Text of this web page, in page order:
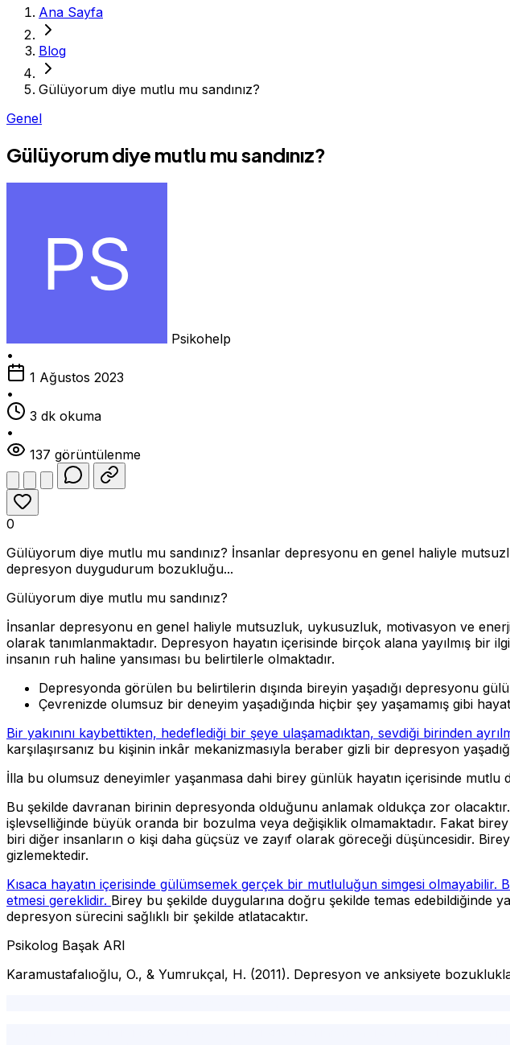
Ana Sayfa
Blog
Gülüyorum diye mutlu mu sandınız?
Genel
Gülüyorum diye mutlu mu sandınız?
Psikohelp
•
1 Ağustos 2023
•
3 dk okuma
•
137 görüntülenme
0
Gülüyorum diye mutlu mu sandınız? İnsanlar depresyonu en genel haliyle
depresyon duygudurum bozukluğu...
Gülüyorum diye mutlu mu sandınız?
İnsanlar depresyonu en genel haliyle mutsuzluk, uykusuzluk, motivasyon ve
olarak tanımlanmaktadır. Depresyon hayatın içerisinde birçok alana yayılmış
insanın ruh haline yansıması bu belirtilerle olmaktadır.
Depresyonda görülen bu belirtilerin dışında bireyin yaşadığı depresyonu
Çevrenizde olumsuz bir deneyim yaşadığında hiçbir şey yaşamamış gibi
Bir yakınını kaybettikten, hedeflediği bir şeye ulaşamadıktan, sevdiği birinden
karşılaşırsanız bu kişinin inkâr mekanizmasıyla beraber gizli bir depresyon
İlla bu olumsuz deneyimler yaşanmasa dahi birey günlük hayatın içerisinde mutlu
Bu şekilde davranan birinin depresyonda olduğunu anlamak oldukça zor
işlevselliğinde büyük oranda bir bozulma veya değişiklik olmamaktadır. Fakat
biri diğer insanların o kişi daha güçsüz ve zayıf olarak göreceği düşüncesidir.
gizlemektedir.
Kısaca hayatın içerisinde gülümsemek gerçek bir mutluluğun simgesi olmayabilir.
etmesi gereklidir. Birey bu şekilde duygularına doğru şekilde temas edebildiğinde
depresyon sürecini sağlıklı bir şekilde atlatacaktır.
Psikolog Başak ARI
Karamustafalıoğlu, O., & Yumrukçal, H. (2011). Depresyon ve anksiyete